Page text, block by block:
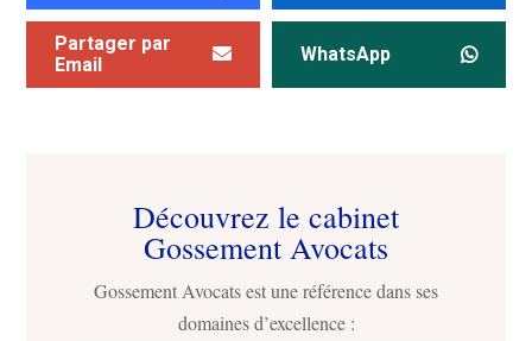
Partager par
Email
WhatsApp
Découvrez le cabinet
Gossement Avocats
Gossement Avocats est une référence dans ses
domaines d’excellence :